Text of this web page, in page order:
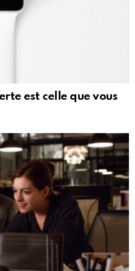
est celle que vous